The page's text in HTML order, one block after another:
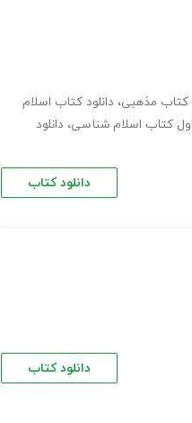
کتاب مذهبی، دانلود کتاب اسلام
اول کتاب اسلام شناسی، دانلود
دانلود کتاب
دانلود کتاب